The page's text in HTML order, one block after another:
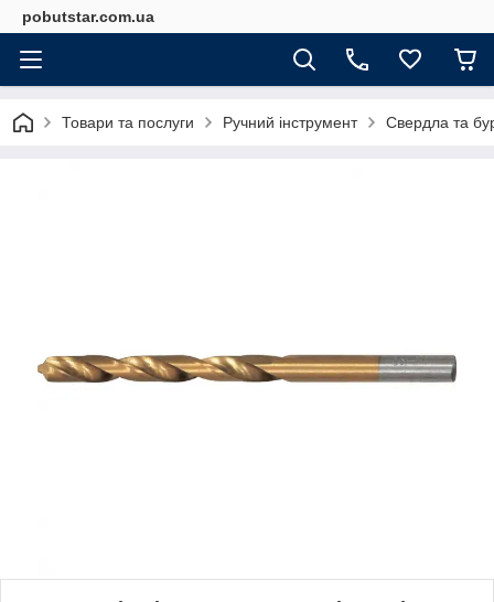
pobutstar.com.ua
Товари та послуги Ручний інструмент Свердла та